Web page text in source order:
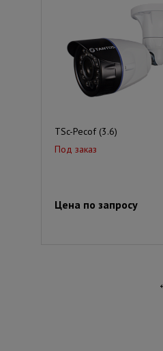
TSc-Pecof (3.6)
Под заказ
Цена по запросу